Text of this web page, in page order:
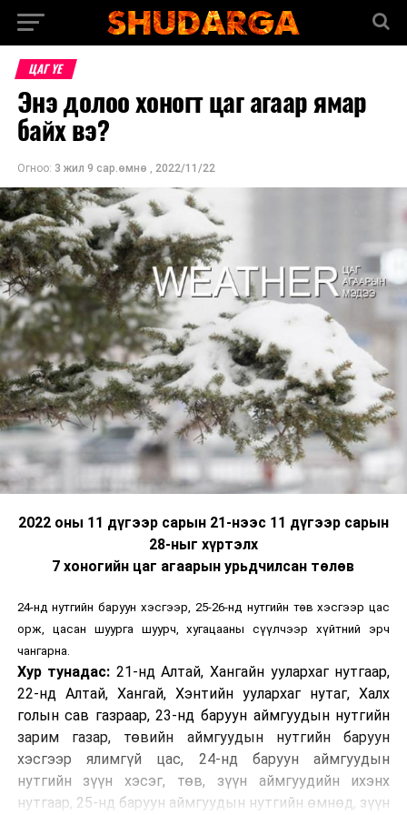
ЦАГ ҮЕ
Энэ долоо хоногт цаг агаар ямар
байх вэ?
Огноо: 3 жил 9 сар.өмнө , 2022/11/22
2022 оны 11 дүгээр сарын 21-нээс 11 дүгээр сарын
28-ныг хүртэлх
7 хоногийн цаг агаарын урьдчилсан төлөв
24-нд нутгийн баруун хэсгээр, 25-26-нд нутгийн төв хэсгээр цас
орж, цасан шуурга шуурч, хугацааны сүүлчээр хүйтний эрч
чангарна.
Хур тунадас: 21-нд Алтай, Хангайн уулархаг нутгаар,
22-нд Алтай, Хангай, Хэнтийн уулархаг нутаг, Халх
голын сав газраар, 23-нд баруун аймгуудын нутгийн
зарим газар, төвийн аймгуудын нутгийн баруун
хэсгээр ялимгүй цас, 24-нд баруун аймгуудын
нутгийн зүүн хэсэг, төв, зүүн аймгуудийн ихэнх
нутгаар, 25-нд баруун аймгуудын нутгийн өмнөд, зүүн